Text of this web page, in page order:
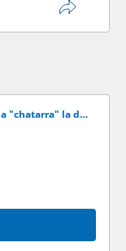
Moody's rebaja tambin a "chatarra" la deuda de la elctrica de Puerto Rico